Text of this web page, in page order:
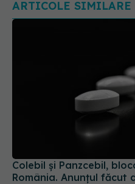
ARTICOLE SIMILARE
Colebil și Panzcebil,
România. Anunțul făcut